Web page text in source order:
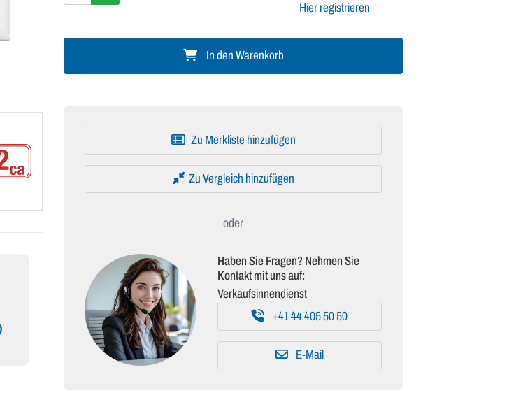
Hier registrieren
In den Warenkorb
Zu Merkliste hinzufügen
Zu Vergleich hinzufügen
Haben Sie Fragen? Nehmen Sie
Kontakt mit uns auf:
Verkaufsinnendienst
+41 44 405 50 50
E-Mail